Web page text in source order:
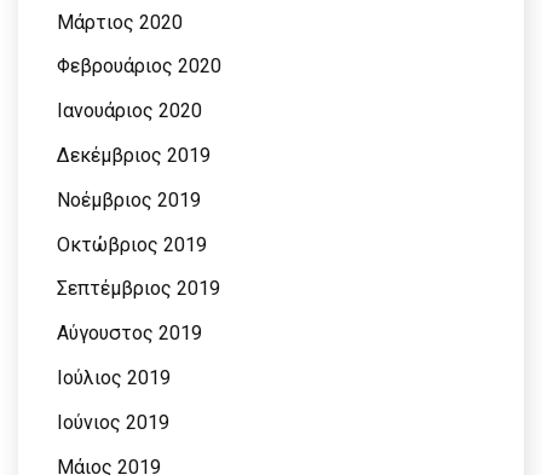
Μάρτιος 2020
Φεβρουάριος 2020
Ιανουάριος 2020
Δεκέμβριος 2019
Νοέμβριος 2019
Οκτώβριος 2019
Σεπτέμβριος 2019
Αύγουστος 2019
Ιούλιος 2019
Ιούνιος 2019
Μάιος 2019